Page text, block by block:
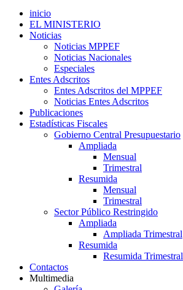
inicio
EL MINISTERIO
Noticias
Noticias MPPEF
Noticias Nacionales
Especiales
Entes Adscritos
Entes Adscritos del MPPEF
Noticias Entes Adscritos
Publicaciones
Estadísticas Fiscales
Gobierno Central Presupuestario
Ampliada
Mensual
Trimestral
Resumida
Mensual
Trimestral
Sector Público Restringido
Ampliada
Ampliada Trimestral
Resumida
Resumida Trimestral
Contactos
Multimedia